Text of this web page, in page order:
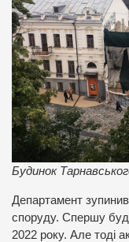
Будинок
Департамент
споруду. Спершу
2022 року. Але тоді